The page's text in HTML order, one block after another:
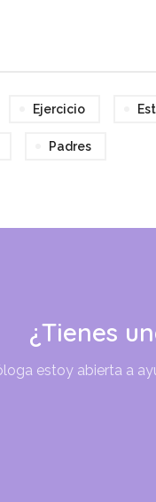
Ejercicio
Padres
¿Tienes
estoy abierta a